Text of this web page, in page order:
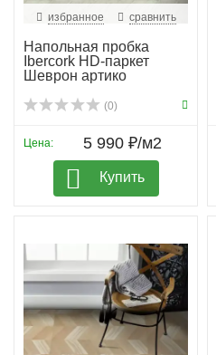
избранное сравнить
Напольная пробка
Ibercork HD-паркет
Шеврон артико
(0)
Цена: 5 990 ₽/м2
Купить